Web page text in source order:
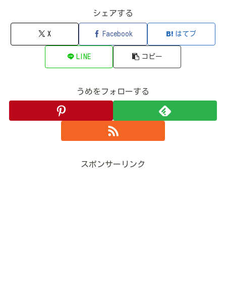
シェアする
X Facebook はてブ
LINE コピー
うめをフォローする
スポンサーリンク